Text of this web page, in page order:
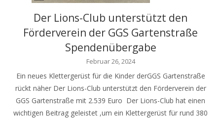
Der Lions-Club unterstützt den
Förderverein der GGS Gartenstraße
Spendenübergabe
Februar 26, 2024
Ein neues Klettergerüst für die Kinder derGGS Gartenstraße
rückt näher Der Lions-Club unterstützt den Förderverein der
GGS Gartenstraße mit 2.539 Euro Der Lions-Club hat einen
wichtigen Beitrag geleistet ,um ein Klettergerüst für rund 380